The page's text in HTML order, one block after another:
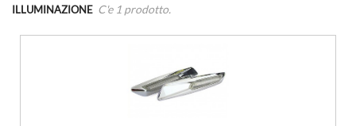
ILLUMINAZIONE C'e 1 prodotto.